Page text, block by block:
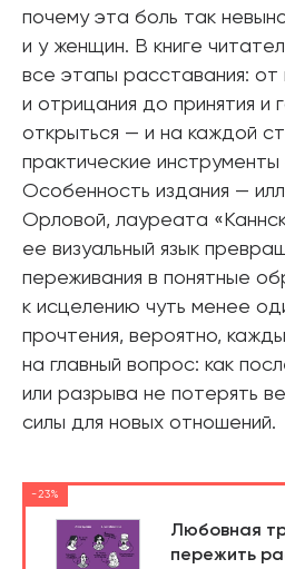
почему эта боль так
и у женщин. В книге
все этапы расставания: от
и отрицания до принятия и
открыться — и на каждой
практические
Особенность издания —
Орловой, лауреата
ее визуальный язык
переживания в понятные
к исцелению чуть менее
прочтения, вероятно,
на главный вопрос: как
или разрыва не потерять
силы для новых отношений.
-23%
Любовная
пережить